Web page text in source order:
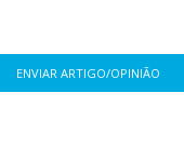
ENVIAR ARTIGO/OPINIÃO